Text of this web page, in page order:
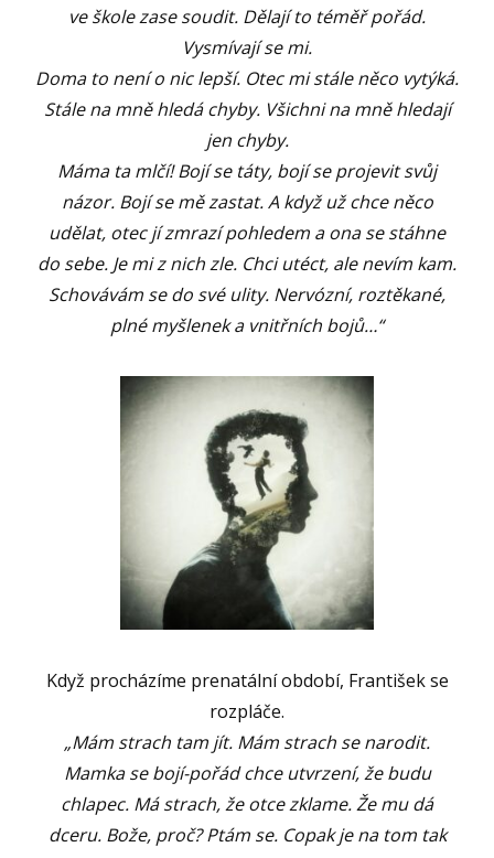
ve škole zase soudit. Dělají to téměř pořád.
Vysmívají se mi.
Doma to není o nic lepší. Otec mi stále něco vytýká.
Stále na mně hledá chyby. Všichni na mně hledají
jen chyby.
Máma ta mlčí! Bojí se táty, bojí se projevit svůj
názor. Bojí se mě zastat. A když už chce něco
udělat, otec jí zmrazí pohledem a ona se stáhne
do sebe. Je mi z nich zle. Chci utéct, ale nevím kam.
Schovávám se do své ulity. Nervózní, roztěkané,
plné myšlenek a vnitřních bojů…“
Když procházíme prenatální období, František se
rozpláče.
„Mám strach tam jít. Mám strach se narodit.
Mamka se bojí-pořád chce utvrzení, že budu
chlapec. Má strach, že otce zklame. Že mu dá
dceru. Bože, proč? Ptám se. Copak je na tom tak